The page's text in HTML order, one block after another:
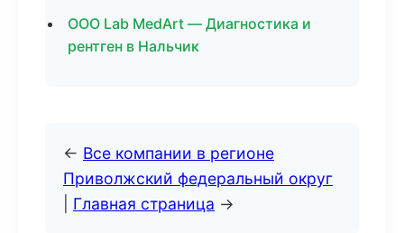
ООО Lab MedArt — Диагностика и
рентген в Нальчик
← Все компании в регионе
Приволжский федеральный округ
Главная страница →